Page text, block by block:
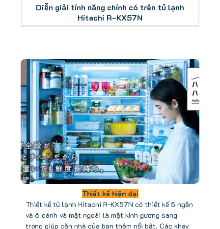
Diễn giải tính năng chính có trên tủ lạnh
Hitachi R-KX57N
Thiết kế hiện đại
Thiết kế tủ lạnh Hitachi R-KX57N có thiết kế 5 ngăn
và 6 cánh và mặt ngoài là mặt kính gương sang
trọng giúp căn nhà của bạn thêm nổi bật. Các khay